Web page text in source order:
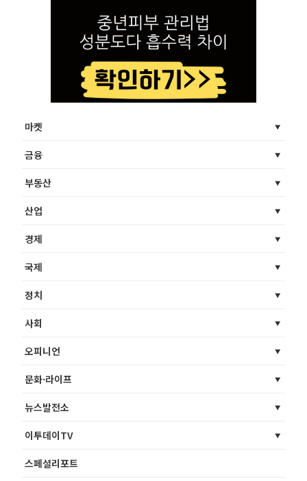
마켓
금융
부동산
산업
경제
국제
정치
사회
오피니언
문화·라이프
뉴스발전소
이투데이TV
스페셜리포트